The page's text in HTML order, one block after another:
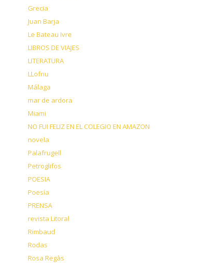
Grecia
Juan Barja
Le Bateau Ivre
LIBROS DE VIAJES
LITERATURA
LLofriu
Málaga
mar de ardora
Miami
NO FUI FELIZ EN EL COLEGIO EN AMAZON
novela
Palafrugell
Petroglifos
POESIA
Poesía
PRENSA
revista Litoral
Rimbaud
Rodas
Rosa Regàs